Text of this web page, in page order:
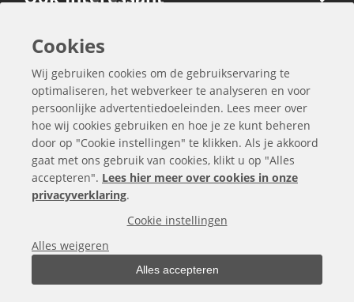
Contactgegevens
Alle bedragen zijn exclusief BTW
Cookies
Wij gebruiken cookies om de gebruikservaring te
optimaliseren, het webverkeer te analyseren en voor
persoonlijke advertentiedoeleinden. Lees meer over
hoe wij cookies gebruiken en hoe je ze kunt beheren
door op "Cookie instellingen" te klikken. Als je akkoord
gaat met ons gebruik van cookies, klikt u op "Alles
accepteren". Lees hier meer over cookies in onze
privacyverklaring.
Cookie instellingen
Alles weigeren
Alles accepteren